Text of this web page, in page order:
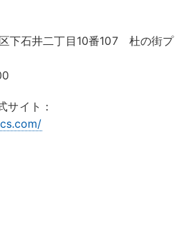
下石井二丁目10番107 杜の街プ
イト：